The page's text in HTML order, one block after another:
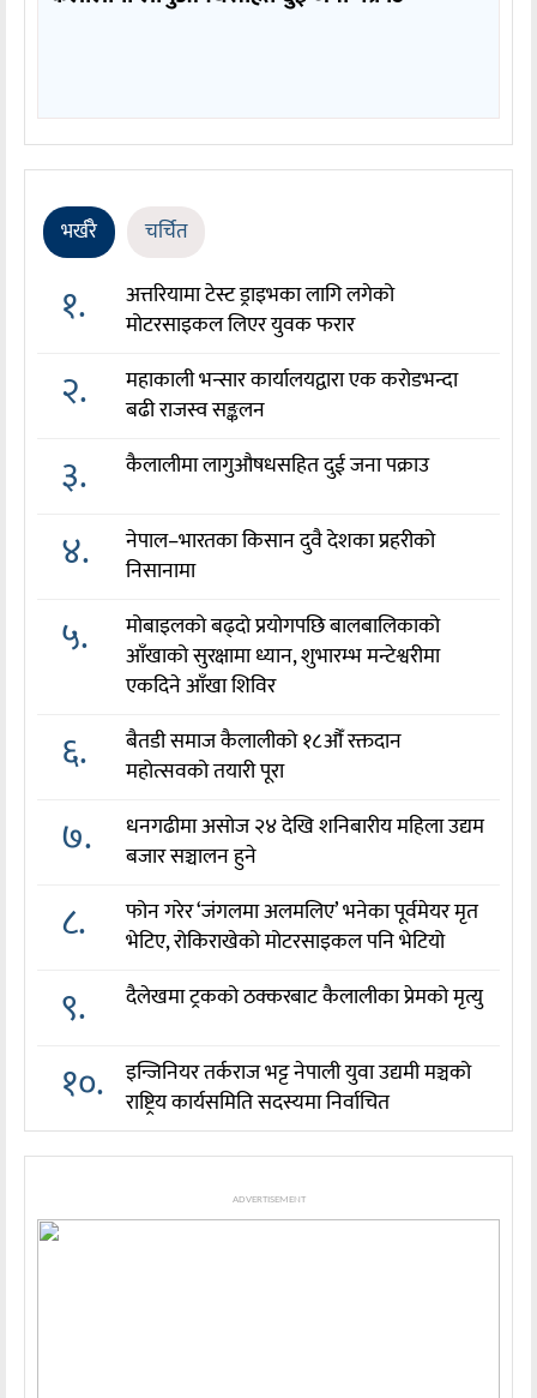
भर्खरै चर्चित
१.
अत्तरियामा टेस्ट ड्राइभका लागि लगेको
मोटरसाइकल लिएर युवक फरार
२.
महाकाली भन्सार कार्यालयद्वारा एक करोडभन्दा
बढी राजस्व सङ्कलन
३. कैलालीमा लागुऔषधसहित दुई जना पक्राउ
४.
नेपाल–भारतका किसान दुवै देशका प्रहरीको
निसानामा
५.
मोबाइलको बढ्दो प्रयोगपछि बालबालिकाको
आँखाको सुरक्षामा ध्यान, शुभारम्भ मन्टेश्वरीमा
एकदिने आँखा शिविर
६.
बैतडी समाज कैलालीको १८औँ रक्तदान
महोत्सवको तयारी पूरा
७.
धनगढीमा असोज २४ देखि शनिबारीय महिला उद्यम
बजार सञ्चालन हुने
८.
फोन गरेर ‘जंगलमा अलमलिए’ भनेका पूर्वमेयर मृत
भेटिए, रोकिराखेको मोटरसाइकल पनि भेटियो
९. दैलेखमा ट्रकको ठक्करबाट कैलालीका प्रेमको मृत्यु
१०.
इन्जिनियर तर्कराज भट्ट नेपाली युवा उद्यमी मञ्चको
राष्ट्रिय कार्यसमिति सदस्यमा निर्वाचित
ADVERTISEMENT